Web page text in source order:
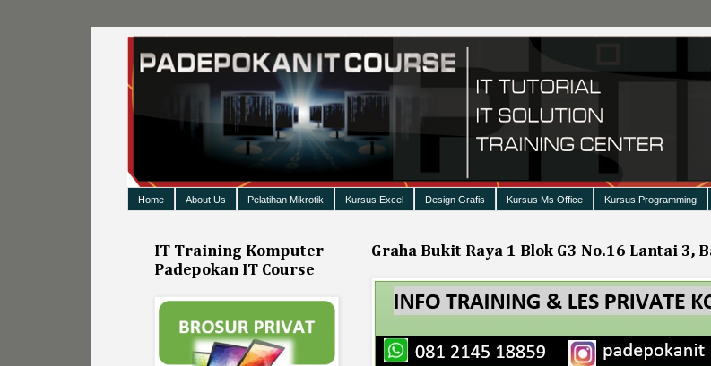
Home About Us Pelatihan Mikrotik Kursus Excel Design Grafis Kursus Ms Office Kursus Programming
Graha Bukit Raya 1 Blok G3 No.16 Lantai 3,
IT Training Komputer
Padepokan IT Course